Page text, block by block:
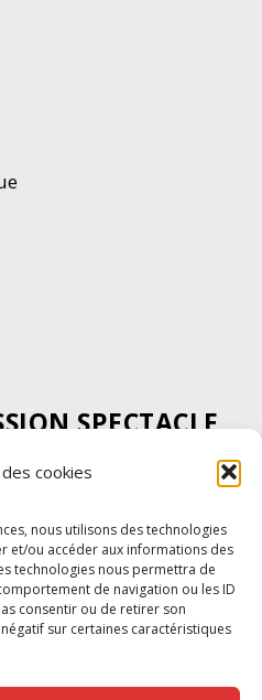
cookies
nous utilisons des technologies
et/ou accéder aux informations des
technologies nous permettra de
de navigation ou les ID
consentir ou de retirer son
sur certaines caractéristiques
SPECTACLE
Suivre